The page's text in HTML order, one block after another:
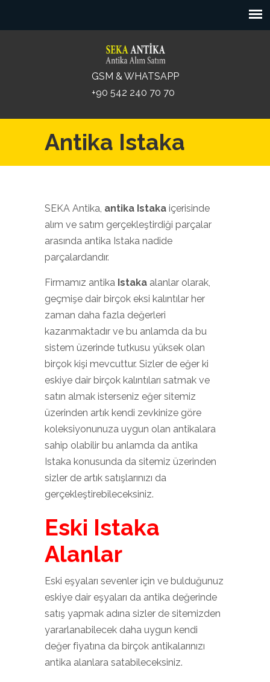
GSM & WHATSAPP
+90 542 240 70 70
Antika Istaka
SEKA Antika, antika Istaka içerisinde
alım ve satım gerçekleştirdiği parçalar
arasında antika Istaka nadide
parçalardandır.
Firmamız antika Istaka alanlar olarak,
geçmişe dair birçok eksi kalıntılar her
zaman daha fazla değerleri
kazanmaktadır ve bu anlamda da bu
sistem üzerinde tutkusu yüksek olan
birçok kişi mevcuttur. Sizler de eğer ki
eskiye dair birçok kalıntıları satmak ve
satın almak isterseniz eğer sitemiz
üzerinden artık kendi zevkinize göre
koleksiyonunuza uygun olan antikalara
sahip olabilir bu anlamda da antika
Istaka konusunda da sitemiz üzerinden
sizler de artık satışlarınızı da
gerçekleştirebileceksiniz.
Eski Istaka
Alanlar
Eski eşyaları sevenler için ve bulduğunuz
eskiye dair eşyaları da antika değerinde
satış yapmak adına sizler de sitemizden
yararlanabilecek daha uygun kendi
değer fiyatına da birçok antikalarınızı
antika alanlara satabileceksiniz.